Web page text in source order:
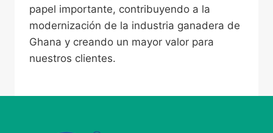
papel importante, contribuyendo a la
modernización de la industria ganadera de
Ghana y creando un mayor valor para
nuestros clientes.